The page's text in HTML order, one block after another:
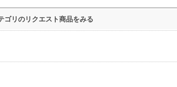
ゴリのリクエスト商品をみる